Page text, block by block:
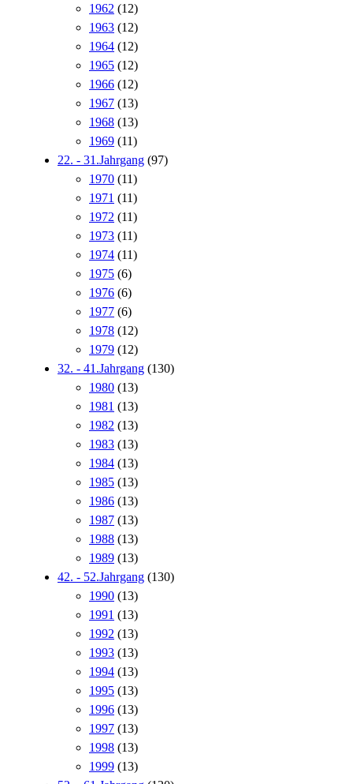
1962 (12)
1963 (12)
1964 (12)
1965 (12)
1966 (12)
1967 (13)
1968 (13)
1969 (11)
22. - 31.Jahrgang (97)
1970 (11)
1971 (11)
1972 (11)
1973 (11)
1974 (11)
1975 (6)
1976 (6)
1977 (6)
1978 (12)
1979 (12)
32. - 41.Jahrgang (130)
1980 (13)
1981 (13)
1982 (13)
1983 (13)
1984 (13)
1985 (13)
1986 (13)
1987 (13)
1988 (13)
1989 (13)
42. - 52.Jahrgang (130)
1990 (13)
1991 (13)
1992 (13)
1993 (13)
1994 (13)
1995 (13)
1996 (13)
1997 (13)
1998 (13)
1999 (13)